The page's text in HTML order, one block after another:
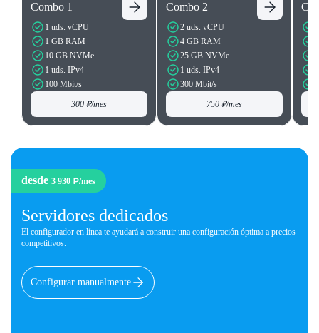
Combo 1
1 uds. vCPU
1 GB RAM
10 GB NVMe
1 uds. IPv4
100 Mbit/s
300 ₽/mes
Combo 2
2 uds. vCPU
4 GB RAM
25 GB NVMe
1 uds. IPv4
300 Mbit/s
750 ₽/mes
desde 3 930 ₽/mes
Servidores dedicados
El configurador en línea te ayudará a construir una configuración óptima a precios
competitivos.
Configurar manualmente